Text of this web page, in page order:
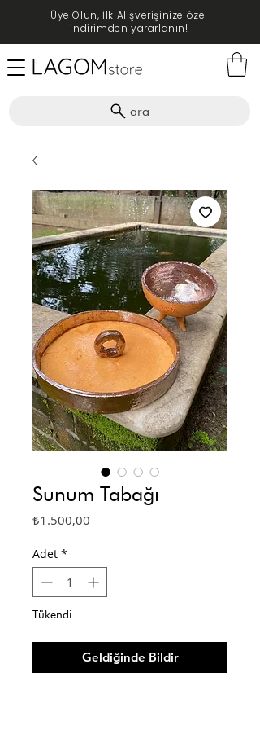
ara
Üye Olun, İlk Alışverişinize özel
indirimden yararlanın!
Sunum Tabağı
₺1.500,00
Adet *
Tükendi
Geldiğinde Bildir